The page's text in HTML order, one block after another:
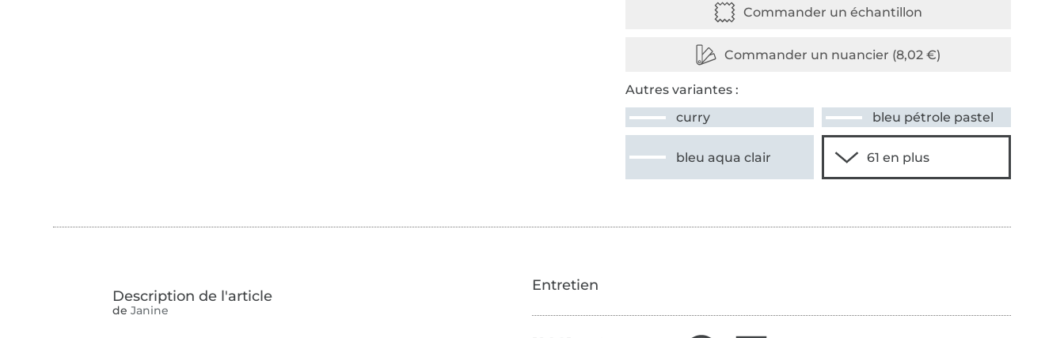
Autres variantes :
curry
bleu pétrole pastel
bleu aqua clair
de Janine
Entretien